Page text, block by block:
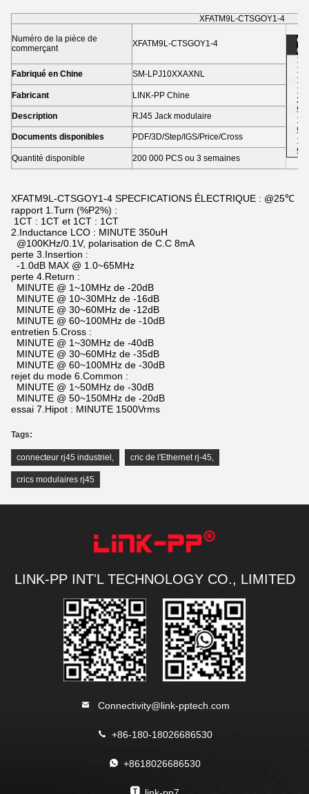
XFATM9L-CTSGOY1-4
Numéro de la pièce de
commerçant
XFATM9L-CTSGOY1-4
1-5
5
10
50
Fabriqué en Chine SM-LPJ10XXAXNL
Fabricant LINK-PP Chine
Description RJ45 Jack modulaire
Documents disponibles PDF/3D/Step/IGS/Price/Cross
Quantité disponible 200 000 PCS ou 3 semaines
XFATM9L-CTSGOY1-4 SPECFICATIONS ÉLECTRIQUE : @25℃
rapport 1.Turn (%P2%) :
1CT : 1CT et 1CT : 1CT
2.Inductance LCO : MINUTE 350uH
@100KHz/0.1V, polarisation de C.C 8mA
perte 3.Insertion :
-1.0dB MAX @ 1.0~65MHz
perte 4.Return :
MINUTE @ 1~10MHz de -20dB
MINUTE @ 10~30MHz de -16dB
MINUTE @ 30~60MHz de -12dB
MINUTE @ 60~100MHz de -10dB
entretien 5.Cross :
MINUTE @ 1~30MHz de -40dB
MINUTE @ 30~60MHz de -35dB
MINUTE @ 60~100MHz de -30dB
rejet du mode 6.Common :
MINUTE @ 1~50MHz de -30dB
MINUTE @ 50~150MHz de -20dB
essai 7.Hipot : MINUTE 1500Vrms
Tags:
connecteur rj45 industriel , cric de l'Ethernet rj-45,
crics modulaires rj45
LINK-PP INT'L TECHNOLOGY CO., LIMITED
Connectivity@link-pptech.com
+86-180-18026686530
+8618026686530